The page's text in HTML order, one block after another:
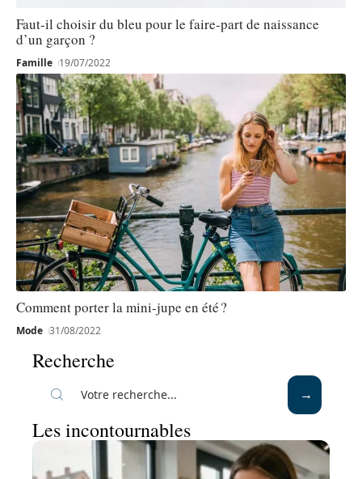
Faut-il choisir du bleu pour le faire-part de naissance
d’un garçon ?
Famille 19/07/2022
Comment porter la mini-jupe en été ?
Mode 31/08/2022
Recherche
Les incontournables